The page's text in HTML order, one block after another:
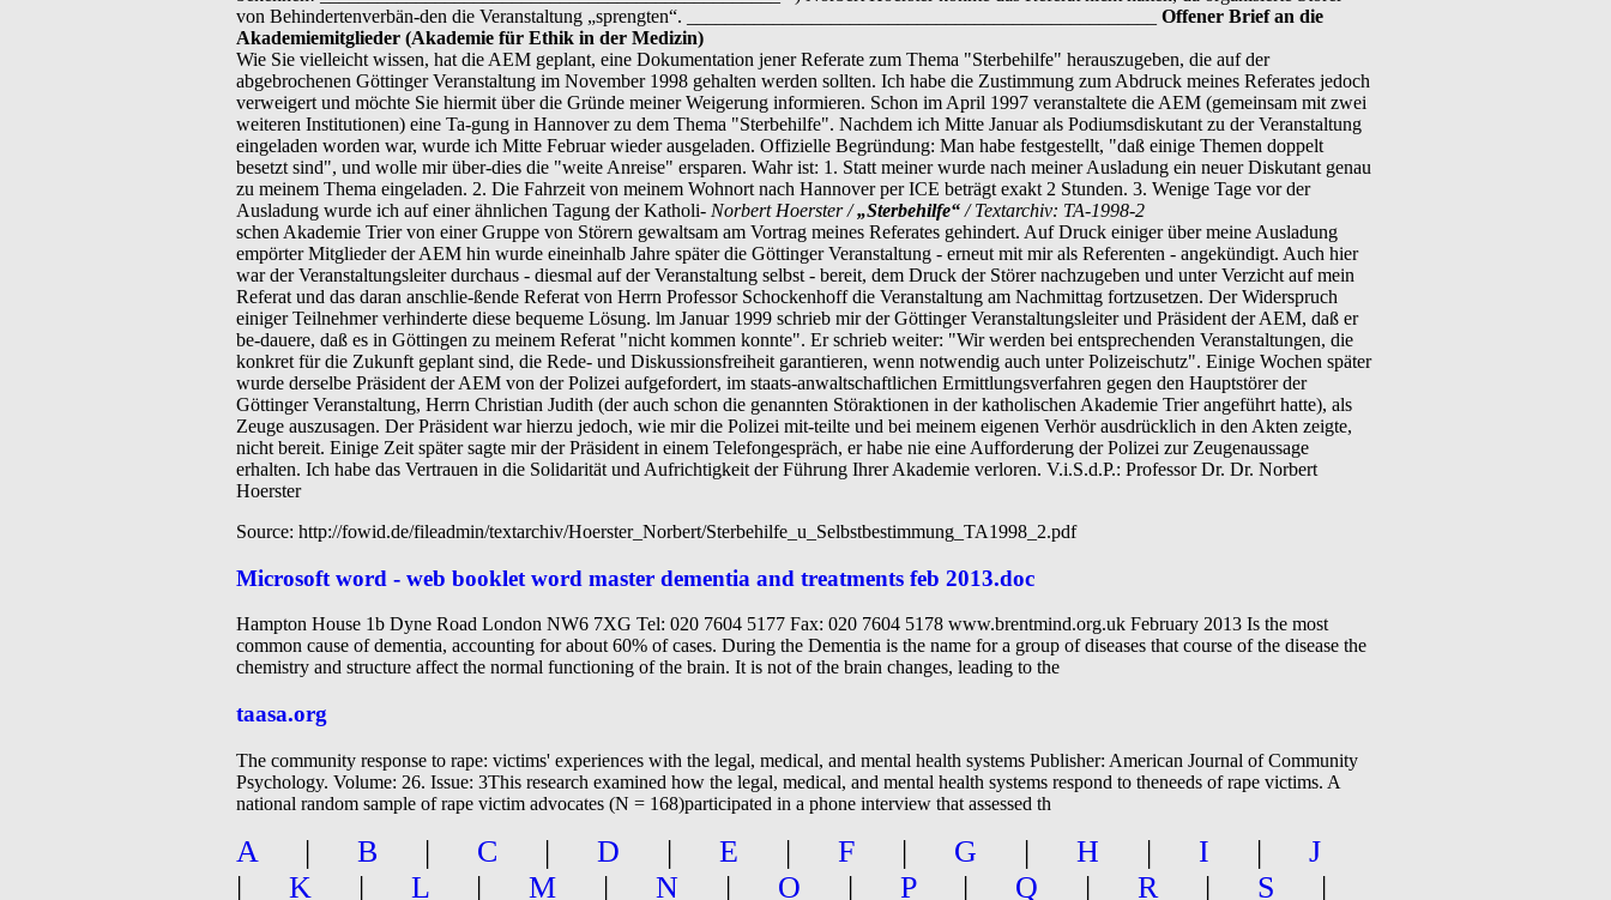
von Behindertenverbän-den die Veranstaltung „sprengten“. _________________________________________________ Offener Brief an die
Akademiemitglieder (Akademie für Ethik in der Medizin)
Wie Sie vielleicht wissen, hat die AEM geplant, eine Dokumentation jener Referate zum Thema "Sterbehilfe" herauszugeben, die auf der
abgebrochenen Göttinger Veranstaltung im November 1998 gehalten werden sollten. Ich habe die Zustimmung zum Abdruck meines Referates jedoch
verweigert und möchte Sie hiermit über die Gründe meiner Weigerung informieren. Schon im April 1997 veranstaltete die AEM (gemeinsam mit zwei
weiteren Institutionen) eine Ta-gung in Hannover zu dem Thema "Sterbehilfe". Nachdem ich Mitte Januar als Podiumsdiskutant zu der Veranstaltung
eingeladen worden war, wurde ich Mitte Februar wieder ausgeladen. Offizielle Begründung: Man habe festgestellt, "daß einige Themen doppelt
besetzt sind", und wolle mir über-dies die "weite Anreise" ersparen. Wahr ist: 1. Statt meiner wurde nach meiner Ausladung ein neuer Diskutant genau
zu meinem Thema eingeladen. 2. Die Fahrzeit von meinem Wohnort nach Hannover per ICE beträgt exakt 2 Stunden. 3. Wenige Tage vor der
Ausladung wurde ich auf einer ähnlichen Tagung der Katholi- Norbert Hoerster /„Sterbehilfe“ / Textarchiv: TA-1998-2
schen Akademie Trier von einer Gruppe von Störern gewaltsam am Vortrag meines Referates gehindert. Auf Druck einiger über meine Ausladung
empörter Mitglieder der AEM hin wurde eineinhalb Jahre später die Göttinger Veranstaltung - erneut mit mir als Referenten - angekündigt. Auch hier
war der Veranstaltungsleiter durchaus - diesmal auf der Veranstaltung selbst - bereit, dem Druck der Störer nachzugeben und unter Verzicht auf mein
Referat und das daran anschlie-ßende Referat von Herrn Professor Schockenhoff die Veranstaltung am Nachmittag fortzusetzen. Der Widerspruch
einiger Teilnehmer verhinderte diese bequeme Lösung. lm Januar 1999 schrieb mir der Göttinger Veranstaltungsleiter und Präsident der AEM, daß er
be-dauere, daß es in Göttingen zu meinem Referat "nicht kommen konnte". Er schrieb weiter: "Wir werden bei entsprechenden Veranstaltungen, die
konkret für die Zukunft geplant sind, die Rede- und Diskussionsfreiheit garantieren, wenn notwendig auch unter Polizeischutz". Einige Wochen später
wurde derselbe Präsident der AEM von der Polizei aufgefordert, im staats-anwaltschaftlichen Ermittlungsverfahren gegen den Hauptstörer der
Göttinger Veranstaltung, Herrn Christian Judith (der auch schon die genannten Störaktionen in der katholischen Akademie Trier angeführt hatte), als
Zeuge auszusagen. Der Präsident war hierzu jedoch, wie mir die Polizei mit-teilte und bei meinem eigenen Verhör ausdrücklich in den Akten zeigte,
nicht bereit. Einige Zeit später sagte mir der Präsident in einem Telefongespräch, er habe nie eine Aufforderung der Polizei zur Zeugenaussage
erhalten. Ich habe das Vertrauen in die Solidarität und Aufrichtigkeit der Führung Ihrer Akademie verloren. V.i.S.d.P.: Professor Dr. Dr. Norbert
Hoerster
Source: http://fowid.de/fileadmin/textarchiv/Hoerster_Norbert/Sterbehilfe_u_Selbstbestimmung_TA1998_2.pdf
Microsoft word - web booklet word master dementia and treatments feb 2013.doc
Hampton House 1b Dyne Road London NW6 7XG Tel: 020 7604 5177 Fax: 020 7604 5178 www.brentmind.org.uk February 2013 Is the most
common cause of dementia, accounting for about 60% of cases. During the Dementia is the name for a group of diseases that course of the disease the
chemistry and structure affect the normal functioning of the brain. It is not of the brain changes, leading to the
taasa.org
The community response to rape: victims' experiences with the legal, medical, and mental health systems Publisher: American Journal of Community
Psychology. Volume: 26. Issue: 3This research examined how the legal, medical, and mental health systems respond to theneeds of rape victims. A
national random sample of rape victim advocates (N = 168)participated in a phone interview that assessed th
A | B | C | D | E | F | G | H | I | J
| K | L | M | N | O | P | Q | R | S |